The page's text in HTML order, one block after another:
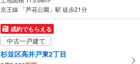
京王線 「芦花公園」駅 徒歩21分
成約でもらえる
中古一戸建て
杉並区高井戸東2丁目